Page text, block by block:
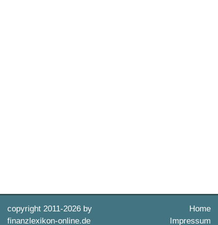
copyright 2011-2026 by
finanzlexikon-online.de
Home
Impressum